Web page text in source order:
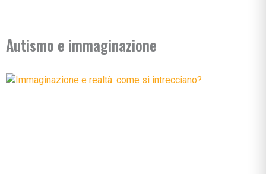
Autismo e immaginazione